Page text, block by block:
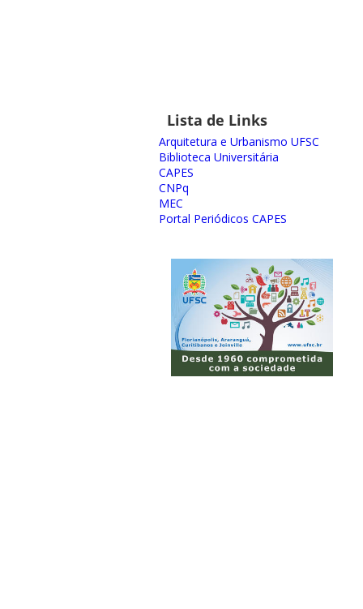
Lista de Links
Arquitetura e Urbanismo UFSC
Biblioteca Universitária
CAPES
CNPq
MEC
Portal Periódicos CAPES